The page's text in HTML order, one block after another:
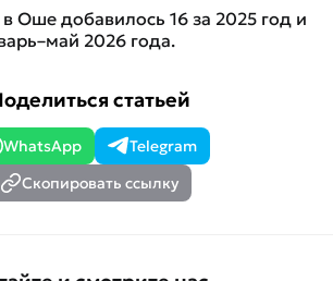
Оше добавилось 16 за 2025 год и
2026 года.
статьей
WhatsApp
Telegram
Скопировать ссылку